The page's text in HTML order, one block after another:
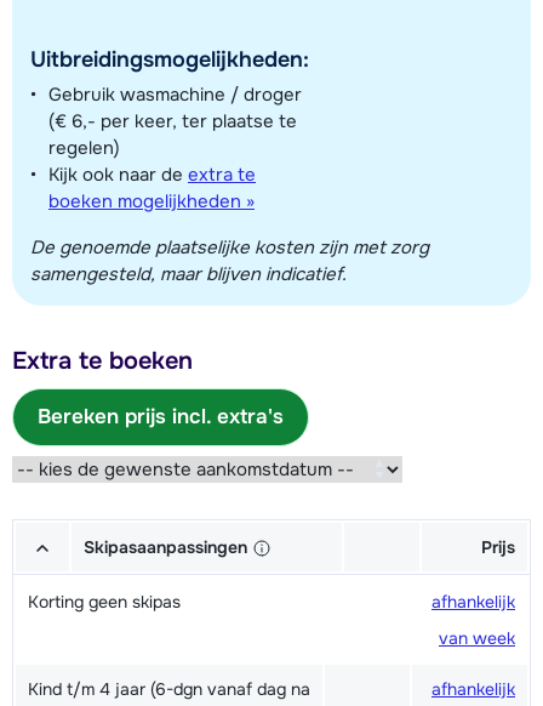
Uitbreidingsmogelijkheden:
Gebruik wasmachine / droger
(€ 6,- per keer, ter plaatse te
regelen)
Kijk ook naar de extra te
boeken mogelijkheden »
De genoemde plaatselijke kosten zijn met zorg
samengesteld, maar blijven indicatief.
Extra te boeken
Bereken prijs incl. extra's
Skipasaanpassingen Prijs
Korting geen skipas
afhankelijk
van week
Kind t/m 4 jaar (6-dgn vanaf dag na
afhankelijk